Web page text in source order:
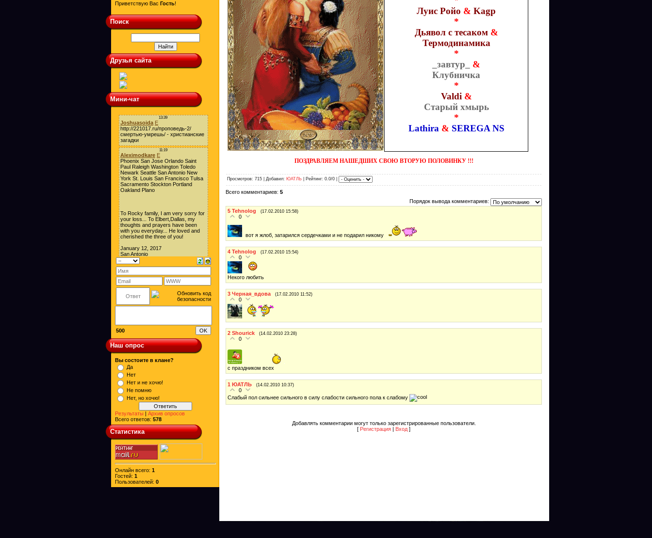
Приветствую Вас Гость!
Поиск
Друзья сайта
Мини-чат
500
Наш опрос
Вы состоите в клане?
Да
Нет
Нет и не хочю!
Не помню
Нет, но хочю!
Результаты | Архив опросов
Всего ответов: 578
Статистика
Онлайн всего: 1
Гостей: 1
Пользователей: 0
Луис Ройо & Kagp
*
Дьявол с тесаком &
Термодинамика
*
_завтур_ &
Клубничка
*
Valdi &
Старый хмырь
*
Lathira & SEREGA NS
ПОЗДРАВЛЯЕМ НАШЕДШИХ СВОЮ ВТОРУЮ ПОЛОВИНКУ !!!
Просмотров: 715 | Добавил: ЮАТЛЬ | Рейтинг: 0.0/0 |
Всего комментариев: 5
Порядок вывода комментариев:
5 Tehnolog (17.02.2010 15:58)
0
вот я жлоб, затарился сердечками и не подарил никому
4 Tehnolog (17.02.2010 15:54)
0
Некого любить
3 Черная_вдова (17.02.2010 11:52)
0
2 Shourick (14.02.2010 23:28)
0
с праздником всех
1 ЮАТЛЬ (14.02.2010 10:37)
0
Слабый пол сильнее сильного в силу слабости сильного пола к слабому
Добавлять комментарии могут только зарегистрированные пользователи.
[ Регистрация | Вход ]